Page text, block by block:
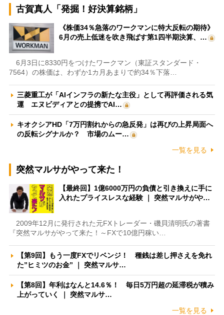
古賀真人「発掘！好決算銘柄」
《株価34％急落のワークマンに特大反転の期待》
6月の売上低迷を吹き飛ばす第1四半期決算、…
6月3日に8330円をつけたワークマン（東証スタンダード・
7564）の株価は、わずか1カ月あまりで約34％下落…
三菱重工が「AIインフラの新たな主役」として再評価される気
運 エヌビディアとの提携でAI…
キオクシアHD「7万円割れからの急反発」は再びの上昇局面へ
の反転シグナルか？ 市場のムー…
一覧を見る
突然マルサがやって来た！
【最終回】1億6000万円の負債と引き換えに手に
入れたプライスレスな経験 ｜ 突然マルサがや…
2009年12月に発行された元FXトレーダー・磯貝清明氏の著書
『突然マルサがやって来た！～FXで10億円稼い…
【第9回】もう一度FXでリベンジ！ 種銭は差し押さえを免れ
た”ヒミツのお金” ｜ 突然マルサ…
【第8回】年利はなんと14.6％！ 毎日5万円超の延滞税が積み
上がっていく ｜ 突然マルサ…
一覧を見る